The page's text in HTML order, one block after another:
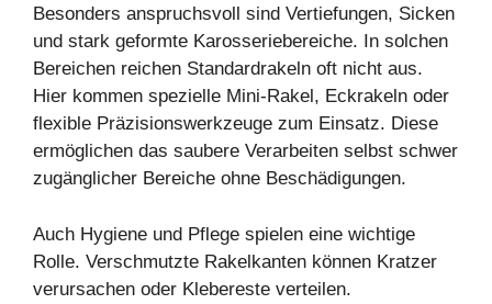
Besonders anspruchsvoll sind Vertiefungen, Sicken
und stark geformte Karosseriebereiche. In solchen
Bereichen reichen Standardrakeln oft nicht aus.
Hier kommen spezielle Mini-Rakel, Eckrakeln oder
flexible Präzisionswerkzeuge zum Einsatz. Diese
ermöglichen das saubere Verarbeiten selbst schwer
zugänglicher Bereiche ohne Beschädigungen.
Auch Hygiene und Pflege spielen eine wichtige
Rolle. Verschmutzte Rakelkanten können Kratzer
verursachen oder Klebereste verteilen.